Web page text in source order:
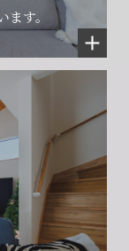
す。